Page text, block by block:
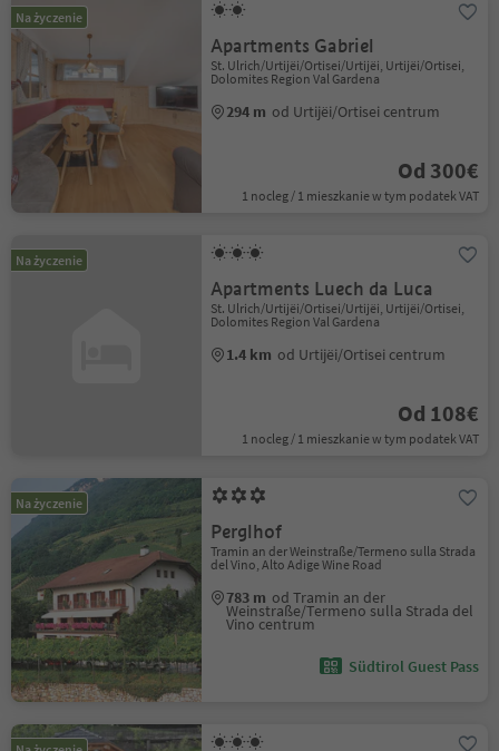
Na życzenie
Apartments Gabriel
St. Ulrich/Urtijëi/Ortisei/Urtijëi, Urtijëi/Ortisei,
Dolomites Region Val Gardena
294 m od Urtijëi/Ortisei centrum
Od 300€
1 nocleg / 1 mieszkanie w tym podatek VAT
Na życzenie
Apartments Luech da Luca
St. Ulrich/Urtijëi/Ortisei/Urtijëi, Urtijëi/Ortisei,
Dolomites Region Val Gardena
1.4 km od Urtijëi/Ortisei centrum
Od 108€
1 nocleg / 1 mieszkanie w tym podatek VAT
Na życzenie
Perglhof
Tramin an der Weinstraße/Termeno sulla Strada
del Vino, Alto Adige Wine Road
783 m od Tramin an der
Weinstraße/Termeno sulla Strada del
Vino centrum
Südtirol Guest Pass